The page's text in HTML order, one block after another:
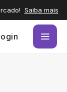
Saiba mais